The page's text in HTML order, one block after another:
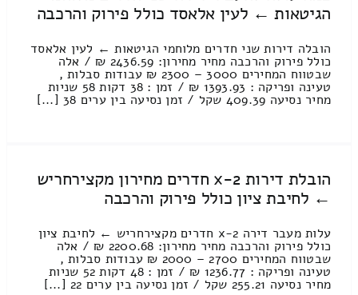
הגיטאות ← לעין אלאסד כולל פירוק והרכבה
הובלה דירות שני חדרים מלוחמי הגיטאות ← לעין אלאסד
כולל פירוק והרכבה מחיר מחירון: 2436.59 ₪ / אלה
שבטווח המחירים 3000 – 2300 ₪ עבודות סבלות ,
טעינה ופריקה : 1393.93 ₪ / זמן : 38 דקות 58 שניות
מחיר נסיעה 409.39 שקל / זמן נסיעה בין ערים 38 [...]
הובלת דירות 2-x חדרים מחירון מקצירחריש
← לחיבת ציון כולל פירוק והרכבה
עלות מעבר דירה 2-x חדרים מקצירחריש ← לחיבת ציון
כולל פירוק והרכבה מחיר מחירון: 2200.68 ₪ / אלה
שבטווח המחירים 2700 – 2000 ₪ עבודות סבלות ,
טעינה ופריקה : 1236.77 ₪ / זמן : 48 דקות 52 שניות
מחיר נסיעה 255.21 שקל / זמן נסיעה בין ערים 22 [...]